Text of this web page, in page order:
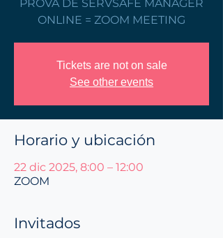
PROVA DE SERVSAFE MANAGER
ONLINE = ZOOM MEETING
Tickets are not on sale
See other events
Horario y ubicación
22 dic 2025, 8:00 – 12:00
ZOOM
Invitados